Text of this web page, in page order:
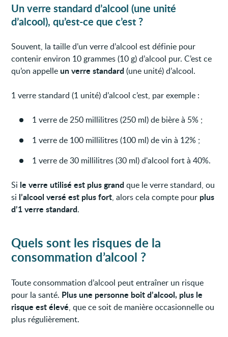
Un verre standard d’alcool (une unité
d’alcool), qu’est-ce que c’est ?
Souvent, la taille d’un verre d’alcool est définie pour
contenir environ 10 grammes (10 g) d’alcool pur. C’est ce
qu’on appelle un verre standard(une unité) d’alcool.
1 verre standard (1 unité) d’alcool c’est, par exemple :
1 verre de 250 millilitres (250 ml) de bière à 5% ;
1 verre de 100 millilitres (100 ml) de vin à 12% ;
1 verre de 30 millilitres (30 ml) d'alcool fort à 40%.
Si le verre utilisé est plus grandque le verre standard, ou
si l’alcool versé est plus fort, alors cela compte pour plus
d’1 verre standard.
Quels sont les risques de la
consommation d’alcool ?
Toute consommation d’alcool peut entraîner un risque
pour la santé. Plus une personne boit d’alcool, plus le
risque est élevé, que ce soit de manière occasionnelle ou
plus régulièrement.